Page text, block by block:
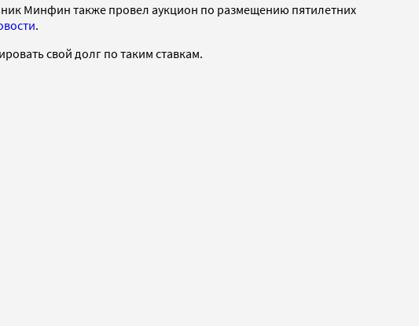
Минфин также провел аукцион по размещению пятилетних
.
свой долг по таким ставкам.